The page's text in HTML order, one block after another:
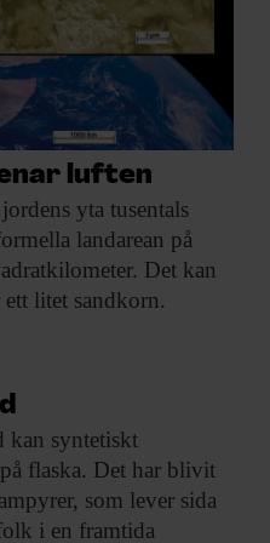
luften
yta tusentals
landarean på
Det kan
litet sandkorn.
kan syntetiskt
flaska. Det har blivit
som lever sida
i en framtida